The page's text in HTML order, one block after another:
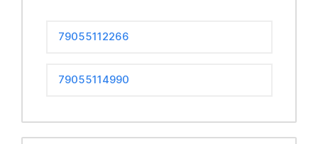
79055112266
79055114990